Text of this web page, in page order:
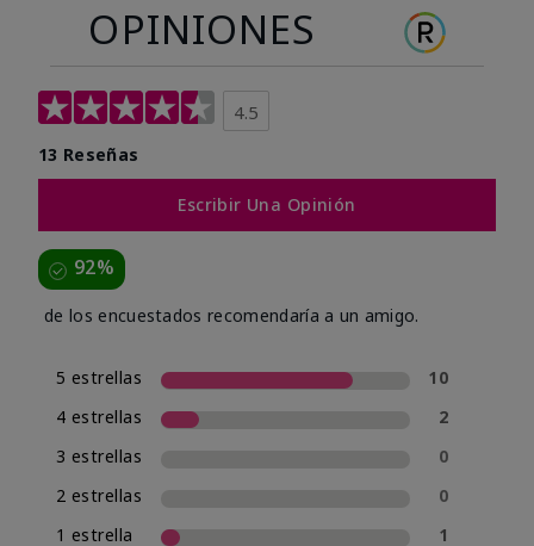
OPINIONES
4.5
13 Reseñas
Escribir Una Opinión
92%
de los encuestados recomendaría a un amigo.
5 estrellas
10
4 estrellas
2
3 estrellas
0
2 estrellas
0
1 estrella
1